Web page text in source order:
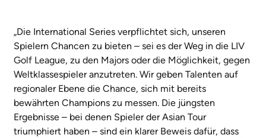
„Die International Series verpflichtet sich, unseren
Spielern Chancen zu bieten – sei es der Weg in die LIV
Golf League, zu den Majors oder die Möglichkeit, gegen
Weltklassespieler anzutreten. Wir geben Talenten auf
regionaler Ebene die Chance, sich mit bereits
bewährten Champions zu messen. Die jüngsten
Ergebnisse – bei denen Spieler der Asian Tour
triumphiert haben – sind ein klarer Beweis dafür, dass